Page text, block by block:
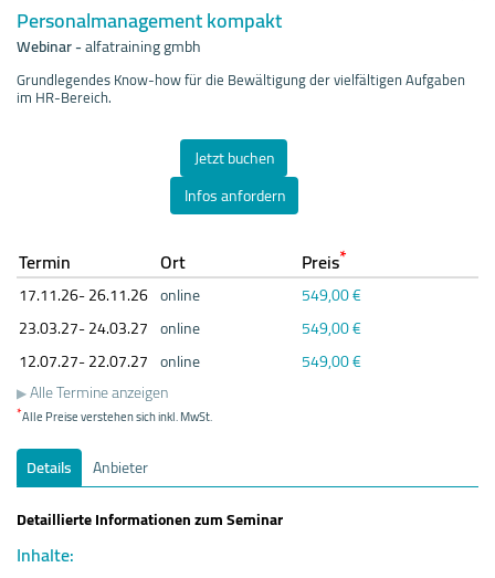
Personalmanagement kompakt
Webinar-alfatraining gmbh
Grundlegendes Know-how für die Bewältigung der vielfältigen Aufgaben
im HR-Bereich.
Jetzt buchen
Infos anfordern
Termin Ort Preis*
17.11.26- 26.11.26 online
549,00 €
23.03.27- 24.03.27 online
549,00 €
12.07.27- 22.07.27 online
549,00 €
Alle Termine anzeigen
*Alle Preise verstehen sich inkl. MwSt.
Details
Anbieter
Detaillierte Informationen zum Seminar
Inhalte: